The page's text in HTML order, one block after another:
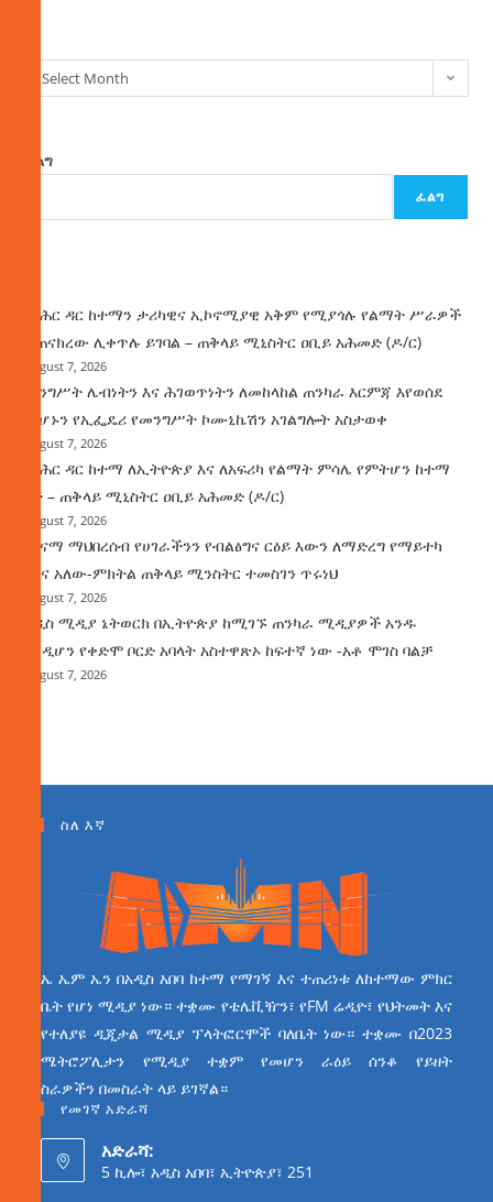
Select Month
ፈልግ
ፈልግ
የባሕር ዳር ከተማን ታሪካዊና ኢኮኖሚያዊ አቅም የሚያጎሉ የልማት ሥራዎች
ተጠናክረው ሊቀጥሉ ይገባል – ጠቅላይ ሚኒስትር ዐቢይ አሕመድ (ዶ/ር)
August 7, 2026
መንግሥት ሌብነትን እና ሕገወጥነትን ለመከላከል ጠንካራ እርምጃ እየወሰደ
መሆኑን የኢፌዴሪ የመንግሥት ኮሙኒኬሽን አገልግሎት አስታወቀ
August 7, 2026
የባሕር ዳር ከተማ ለኢትዮጵያ እና ለአፍሪካ የልማት ምሳሌ የምትሆን ከተማ
ነች – ጠቅላይ ሚኒስትር ዐቢይ አሕመድ (ዶ/ር)
August 7, 2026
ጤናማ ማህበረሰብ የሀገራችንን የብልፅግና ርዕይ እውን ለማድረግ የማይተካ
ሚና አለው-ምክትል ጠቅላይ ሚንስትር ተመስገን ጥሩነህ
August 7, 2026
አዲስ ሚዲያ ኔትወርክ በኢትዮጵያ ከሚገኙ ጠንካራ ሚዲያዎች አንዱ
እንዲሆን የቀድሞ ቦርድ አባላት አስተዋጽኦ ከፍተኛ ነው -አቶ ሞገስ ባልቻ
August 7, 2026
ስለ እኛ
ኤ ኤም ኤን በአዲስ አበባ ከተማ የማገኝ እና ተጠሪነቱ ለከተማው ምክር
ቤት የሆነ ሚዲያ ነው። ተቋሙ የቴሌቪዥን፣ የFM ሬዲዮ፣ የህትመት እና
የተለያዩ ዲጂታል ሚዲያ ፕላትፎርሞች ባለቤት ነው። ተቋሙ በ2023
ሜትሮፖሊታን የሚዲያ ተቋም የመሆን ራዕይ ሰንቆ የይዘት
ስራዎችን በመስራት ላይ ይገኛል።
የመገኛ አድራሻ
አድራሻ:
5 ኪሎ፣ አዲስ አበባ፣ ኢትዮጵያ፣ 251